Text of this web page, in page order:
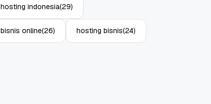
hosting indonesia(29)
bisnis online(26) hosting bisnis(24)